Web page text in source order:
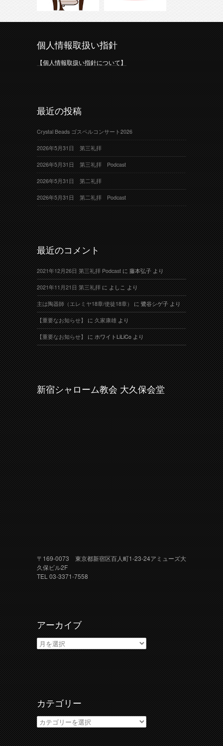
個人情報取扱い指針
【個人情報取扱い指針について】
最近の投稿
Crystal Beads ゴスペルコンサート2026
2026年5月31日 第三礼拝
2026年5月31日 第三礼拝 Podcast
2026年5月31日 第二礼拝
2026年5月31日 第二礼拝 Podcast
最近のコメント
2021年12月26日 第三礼拝 Podcastに藤本弘子より
2021年11月21日 第三礼拝によしこより
主は陶器師（エレミヤ18章/使徒18章）に鷺谷シゲ子より
【重要なお知らせ】に久家康雄より
【重要なお知らせ】にホワイトLiLiCoより
新宿シャローム教会 大久保会堂
〒169-0073 東京都新宿区百人町1-23-24アミューズ大
久保ビル2F
TEL 03-3371-7558
アーカイブ
ア
ー
カ
イ
ブ
カテゴリー
カ
テ
ゴ